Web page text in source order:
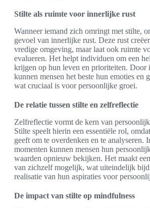
Stilte als ruimte voor innerlijke rust
Wanneer iemand zich omringt met stilte,
gevoel van innerlijke rust. Deze rust
vredige omgeving, maar laat ook ruimte
evalueren. Het helpt individuen om een
krijgen op hun leven en prioriteiten. Door
kunnen mensen het beste hun emoties en
wat cruciaal is voor persoonlijke groei.
De relatie tussen stilte en zelfreflectie
Zelfreflectie vormt de kern van
Stilte speelt hierin een essentiële rol,
geeft om te overdenken en te analyseren.
momenten kunnen mensen hun
waarden opnieuw bekijken. Het maakt
van zichzelf mogelijk, wat uiteindelijk
realisatie van hun aspiraties voor
De impact van stilte op mindfulness